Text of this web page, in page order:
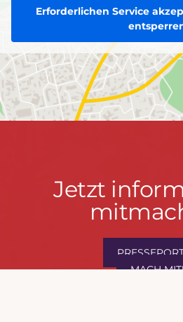
Erforderlichen Service
Jetzt
informieren
mitmachen!
Jetzt
MACH